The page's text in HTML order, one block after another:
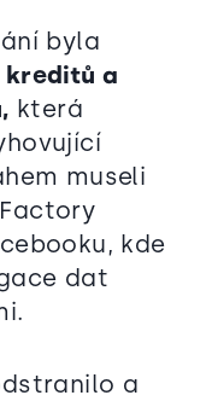
byla
a
která
museli
kde
dat
a